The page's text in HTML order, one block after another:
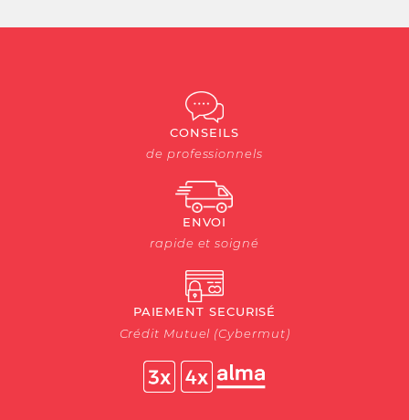
CONSEILS
de professionnels
ENVOI
rapide et soigné
PAIEMENT SECURISÉ
Crédit Mutuel (Cybermut)